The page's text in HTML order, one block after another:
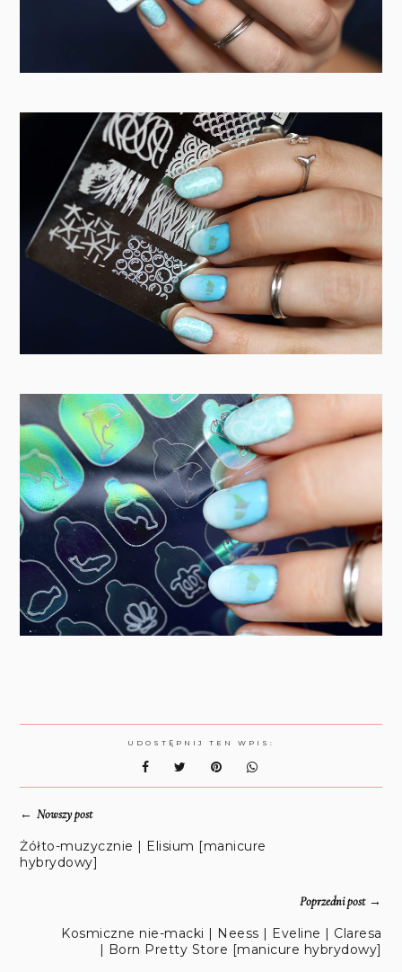
UDOSTĘPNIJ TEN WPIS:
←Nowszy post
Żółto-muzycznie | Elisium [manicure
hybrydowy]
Poprzedni post→
Kosmiczne nie-macki | Neess | Eveline | Claresa
| Born Pretty Store [manicure hybrydowy]